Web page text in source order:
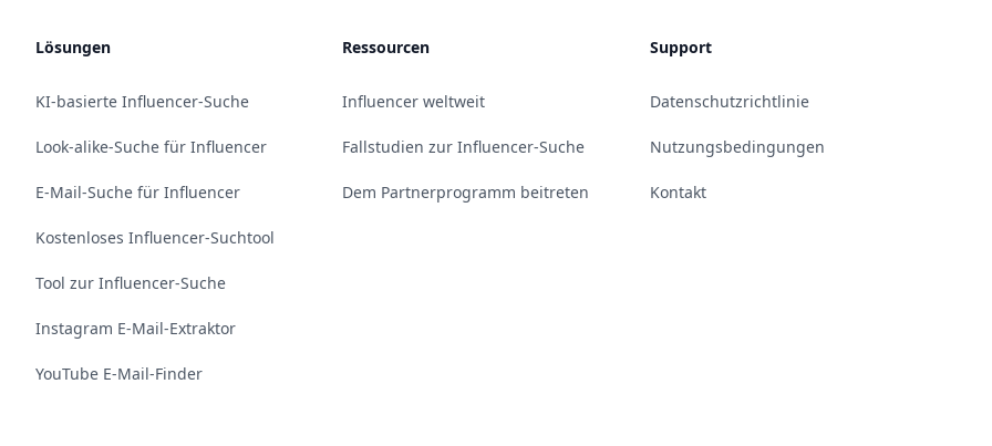
Lösungen
KI-basierte Influencer-Suche
Look-alike-Suche für Influencer
E-Mail-Suche für Influencer
Kostenloses Influencer-Suchtool
Tool zur Influencer-Suche
Instagram E-Mail-Extraktor
YouTube E-Mail-Finder
Ressourcen
Influencer weltweit
Fallstudien zur Influencer-Suche
Dem Partnerprogramm beitreten
Support
Datenschutzrichtlinie
Nutzungsbedingungen
Kontakt